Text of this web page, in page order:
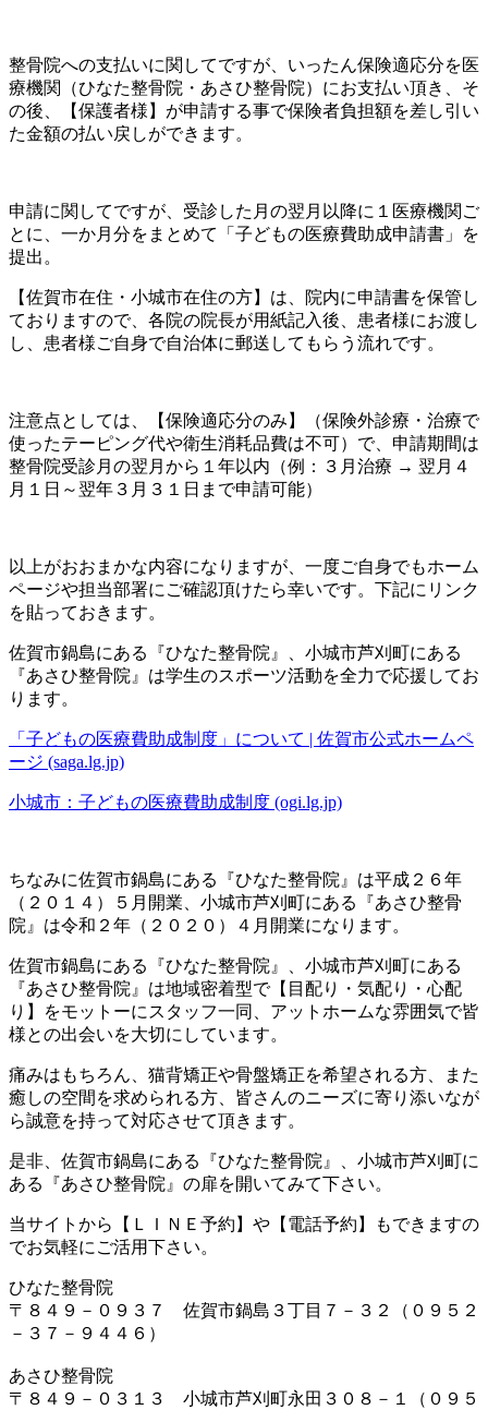
整骨院への支払いに関してですが、いったん保険適応分を医
療機関（ひなた整骨院・あさひ整骨院）にお支払い頂き、そ
の後、【保護者様】が申請する事で保険者負担額を差し引い
た金額の払い戻しができます。
申請に関してですが、受診した月の翌月以降に１医療機関ご
とに、一か月分をまとめて「子どもの医療費助成申請書」を
提出。
【佐賀市在住・小城市在住の方】は、院内に申請書を保管し
ておりますので、各院の院長が用紙記入後、患者様にお渡し
し、患者様ご自身で自治体に郵送してもらう流れです。
注意点としては、【保険適応分のみ】（保険外診療・治療で
使ったテーピング代や衛生消耗品費は不可）で、申請期間は
整骨院受診月の翌月から１年以内（例：３月治療 → 翌月４
月１日～翌年３月３１日まで申請可能）
以上がおおまかな内容になりますが、一度ご自身でもホーム
ページや担当部署にご確認頂けたら幸いです。下記にリンク
を貼っておきます。
佐賀市鍋島にある『ひなた整骨院』、小城市芦刈町にある
『あさひ整骨院』は学生のスポーツ活動を全力で応援してお
ります。
「子どもの医療費助成制度」について | 佐賀市公式ホームペ
ージ (saga.lg.jp)
小城市：子どもの医療費助成制度 (ogi.lg.jp)
ちなみに佐賀市鍋島にある『ひなた整骨院』は平成２６年
（２０１４）５月開業、小城市芦刈町にある『あさひ整骨
院』は令和２年（２０２０）４月開業になります。
佐賀市鍋島にある『ひなた整骨院』、小城市芦刈町にある
『あさひ整骨院』は地域密着型で【目配り・気配り・心配
り】をモットーにスタッフ一同、アットホームな雰囲気で皆
様との出会いを大切にしています。
痛みはもちろん、猫背矯正や骨盤矯正を希望される方、また
癒しの空間を求められる方、皆さんのニーズに寄り添いなが
ら誠意を持って対応させて頂きます。
是非、佐賀市鍋島にある『ひなた整骨院』、小城市芦刈町に
ある『あさひ整骨院』の扉を開いてみて下さい。
当サイトから【ＬＩＮＥ予約】や【電話予約】もできますの
でお気軽にご活用下さい。
ひなた整骨院
〒８４９－０９３７ 佐賀市鍋島３丁目７－３２（０９５２
－３７－９４４６）
あさひ整骨院
〒８４９－０３１３ 小城市芦刈町永田３０８－１（０９５